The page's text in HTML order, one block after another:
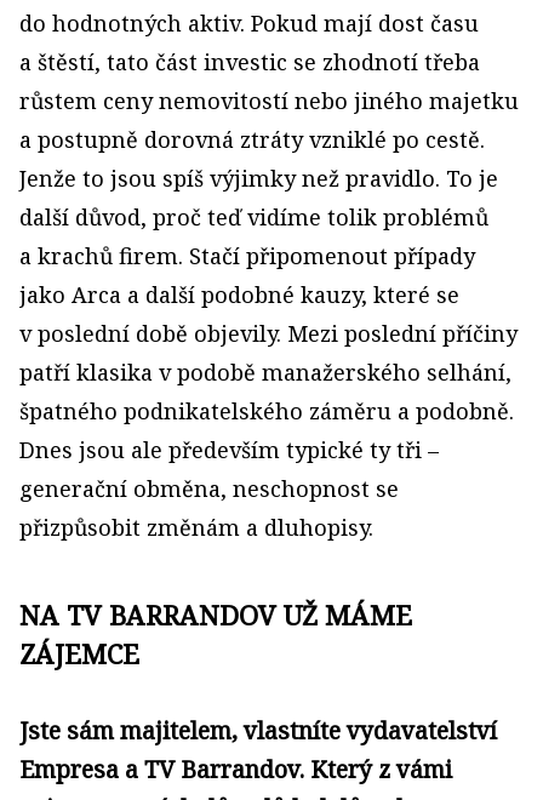
do hodnotných aktiv. Pokud mají dost času
a štěstí, tato část investic se zhodnotí třeba
růstem ceny nemovitostí nebo jiného majetku
a postupně dorovná ztráty vzniklé po cestě.
Jenže to jsou spíš výjimky než pravidlo. To je
další důvod, proč teď vidíme tolik problémů
a krachů firem. Stačí připomenout případy
jako Arca a další podobné kauzy, které se
v poslední době objevily. Mezi poslední příčiny
patří klasika v podobě manažerského selhání,
špatného podnikatelského záměru a podobně.
Dnes jsou ale především typické ty tři –
generační obměna, neschopnost se
přizpůsobit změnám a dluhopisy.
NA TV BARRANDOV UŽ MÁME
ZÁJEMCE
Jste sám majitelem, vlastníte vydavatelství
Empresa a TV Barrandov. Který z vámi